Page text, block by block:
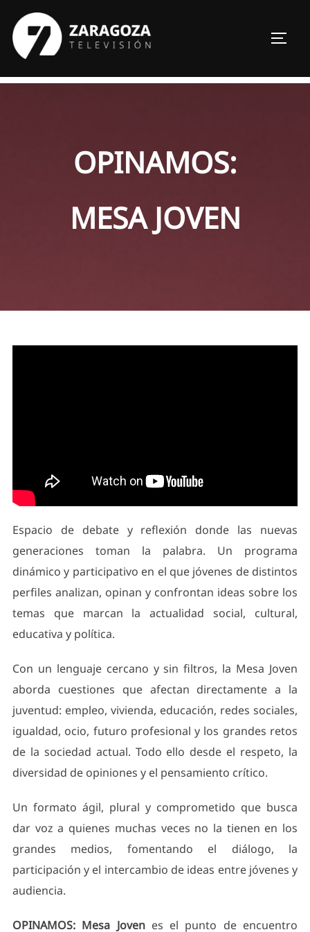
contenido
OPINAMOS:
MESA JOVEN
Espacio de debate y reflexión donde las nuevas
generaciones toman la palabra. Un programa
dinámico y participativo en el que jóvenes de distintos
perfiles analizan, opinan y confrontan ideas sobre los
temas que marcan la actualidad social, cultural,
educativa y política.
Con un lenguaje cercano y sin filtros, la Mesa Joven
aborda cuestiones que afectan directamente a la
juventud: empleo, vivienda, educación, redes sociales,
igualdad, ocio, futuro profesional y los grandes retos
de la sociedad actual. Todo ello desde el respeto, la
diversidad de opiniones y el pensamiento crítico.
Un formato ágil, plural y comprometido que busca
dar voz a quienes muchas veces no la tienen en los
grandes medios, fomentando el diálogo, la
participación y el intercambio de ideas entre jóvenes y
audiencia.
OPINAMOS: Mesa Jovenes el punto de encuentro